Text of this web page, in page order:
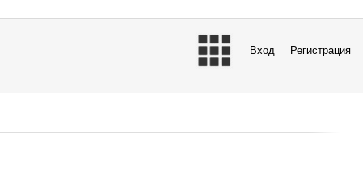
Вход Регистрация